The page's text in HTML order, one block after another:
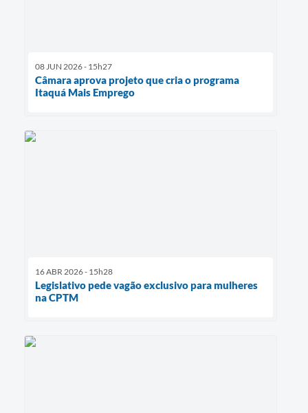
08 JUN 2026 - 15h27
Câmara aprova projeto que cria o programa
Itaquá Mais Emprego
16 ABR 2026 - 15h28
Legislativo pede vagão exclusivo para mulheres
na CPTM